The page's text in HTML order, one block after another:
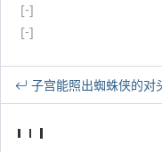
[-]
[-]
子宫能照出蜘蛛侠的对